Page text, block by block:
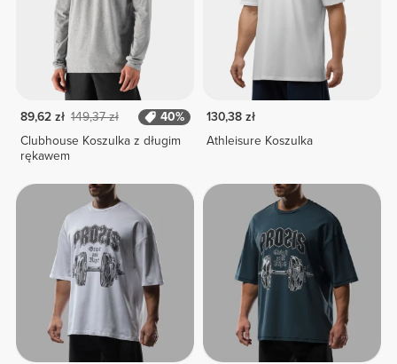
89,62 zł 149,37 zł
40%
Clubhouse Koszulka z długim
rękawem
130,38 zł
Athleisure Koszulka